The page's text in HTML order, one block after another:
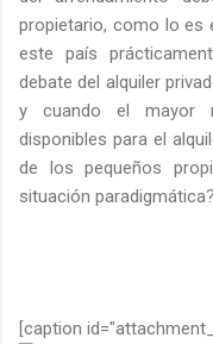
propietario, como lo es
este país
debate del alquiler
y cuando el mayor
disponibles para el
de los pequeños
situación paradigmática?
[caption